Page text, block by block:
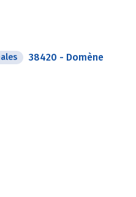
38420 - Domène